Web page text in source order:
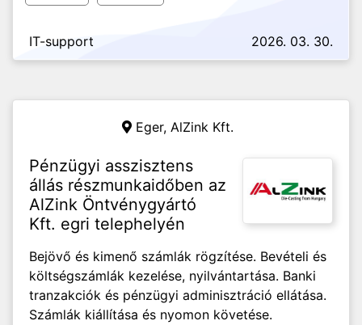
IT-support 2026. 03. 30.
Eger, AlZink Kft.
Pénzügyi asszisztens
állás részmunkaidőben az
AlZink Öntvénygyártó
Kft. egri telephelyén
Bejövő és kimenő számlák rögzítése. Bevételi és
költségszámlák kezelése, nyilvántartása. Banki
tranzakciók és pénzügyi adminisztráció ellátása.
Számlák kiállítása és nyomon követése.